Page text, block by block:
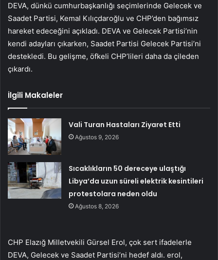
DEVA, dünkü cumhurbaşkanlığı seçimlerinde Gelecek ve
Saadet Partisi, Kemal Kılıçdaroğlu ve CHP’den bağımsız
hareket edeceğini açıkladı. DEVA ve Gelecek Partisi’nin
kendi adayları çıkarken, Saadet Partisi Gelecek Partisi’ni
destekledi. Bu gelişme, öfkeli CHP’lileri daha da çileden
çıkardı.
İlgili Makaleler
Vali Turan Hastaları Ziyaret Etti
Ağustos 9, 2026
Sıcaklıkların 50 dereceye ulaştığı
Libya’da uzun süreli elektrik kesintileri
protestolara neden oldu
Ağustos 8, 2026
CHP Elazığ Milletvekili Gürsel Erol, çok sert ifadelerle
DEVA, Gelecek ve Saadet Partisi’ni hedef aldı. erol,